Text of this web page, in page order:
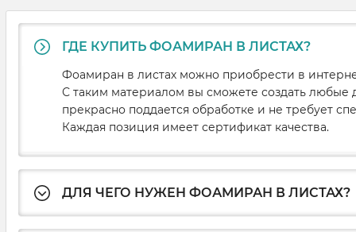
Купить
материала
Простота и
ГДЕ КУПИТЬ ФОАМИРАН В ЛИСТАХ?
Фоамиран в листах можно приобрести в
С таким материалом вы сможете создать
прекрасно поддается обработке и не требует
Каждая позиция имеет сертификат качества.
ДЛЯ ЧЕГО НУЖЕН ФОАМИРАН В ЛИСТАХ?